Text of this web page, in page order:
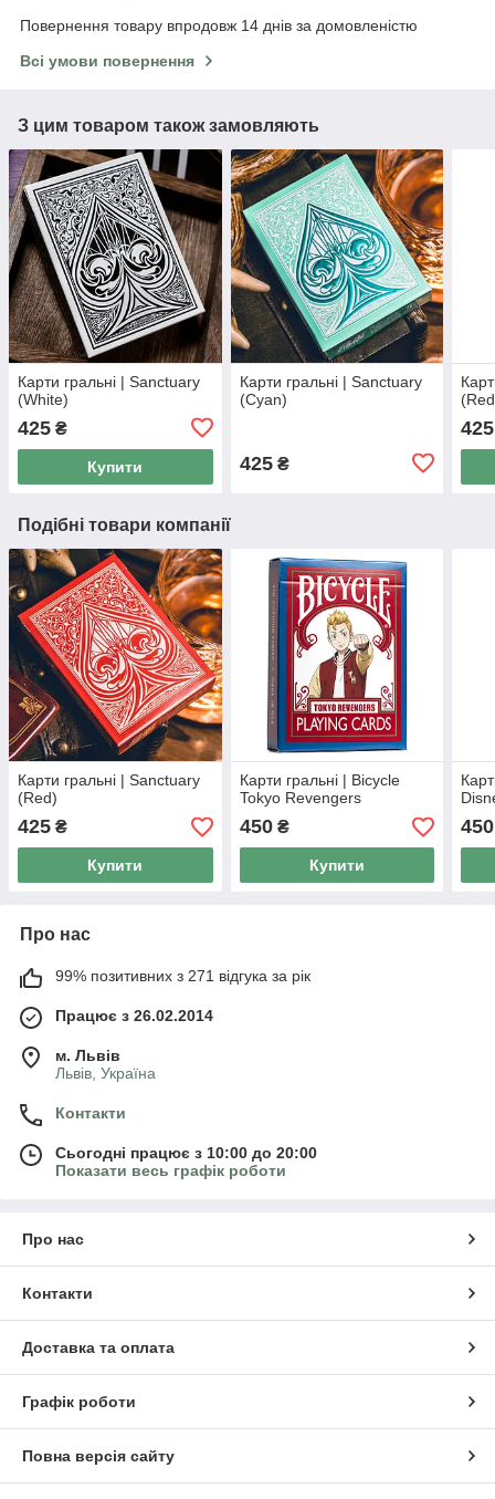
Повернення товару впродовж 14 днів за домовленістю
Всі умови повернення
З цим товаром також замовляють
Карти гральні | Sanctuary
(White)
425 ₴
Купити
Карти гральні | Sanctuary
(Cyan)
425₴
425
Подібні товари компанії
Карти гральні | Sanctuary
(Red)
425 ₴
Купити
Карти гральні | Bicycle
Tokyo Revengers
450₴
Купити
450
Про нас
99% позитивних з 271 відгука за рік
Працює з 26.02.2014
м. Львів
Львів, Україна
Контакти
Сьогодні працює з 10:00 до 20:00
Показати весь графік роботи
Про нас
Контакти
Доставка та оплата
Графік роботи
Повна версія сайту